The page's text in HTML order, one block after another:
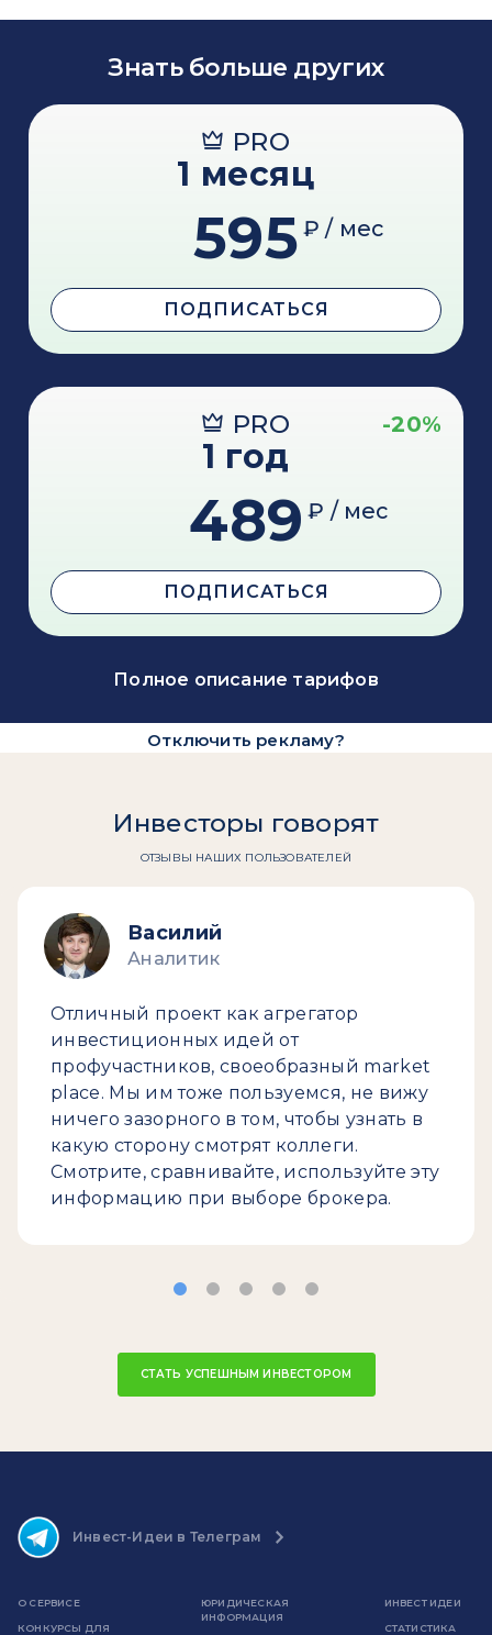
Знать больше других
PRO
1 месяц
595 ₽ / мес
ПОДПИСАТЬСЯ
PRO -20%
1 год
489 ₽ / мес
ПОДПИСАТЬСЯ
Полное описание тарифов
Отключить рекламу?
Инвесторы говорят
ОТЗЫВЫ НАШИХ ПОЛЬЗОВАТЕЛЕЙ
Василий
Аналитик
Отличный проект как агрегатор
инвестиционных идей от
профучастников, своеобразный market
place. Мы им тоже пользуемся, не вижу
ничего зазорного в том, чтобы узнать в
какую сторону смотрят коллеги.
Смотрите, сравнивайте, используйте эту
информацию при выборе брокера.
СТАТЬ УСПЕШНЫМ ИНВЕСТОРОМ
Инвест-Идеи в Телеграм
О СЕРВИСЕ
КОНКУРСЫ ДЛЯ
ЮРИДИЧЕСКАЯ
ИНФОРМАЦИЯ
ИНВЕСТ ИДЕИ
СТАТИСТИКА